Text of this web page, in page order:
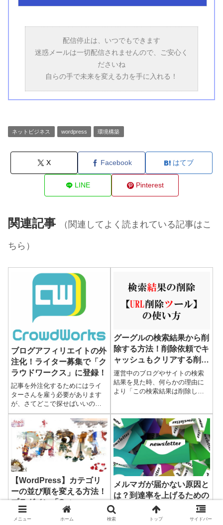
配信停止は、いつでもできます
迷惑メールは一切配信されませんので、ご安心く
ださいね
自らの手で未来を変える力を手に入れる！
ネットビジネス wordpress 環境構築
X Facebook はてブ
LINE Pinterest
関連記事
（関連してよく読まれている記事はこ
ちら）
ブログアフィリエイトの外
注化！ライター募集で「ク
ラウドワークス」に登録！
記事を外注化するためにはライ
ターさんを雇う必要があります
が、さてどこで探せばいいのか
考えると雲をつかむような話に
感じるかもしれません。ところ
がどっこい、今では会社に雇わ
れず（自宅などで）仕事をした
い、...
グーグルの検索結果から削
除する方法！削除依頼でキ
ャッシュもクリアする削除
ツールの使い方
運営中のブログやサイトの検索
結果を見た時、何らかの理由に
より「この検索結果は削除した
いう場合があります。こうした
削除に対してはグーグルの「サ
ーチ...
【WordPress】カテゴリ
ーの並び順を変える方法！
プラグイン「Category
Order and Taxonomy
ブログに訪れる読者にとって、
メルマガが届かない原因と
は？到達率を上げるための
注意点４点！
あなたはメールマガジンを配信
メニュー ホーム 検索 トップ サイドバー